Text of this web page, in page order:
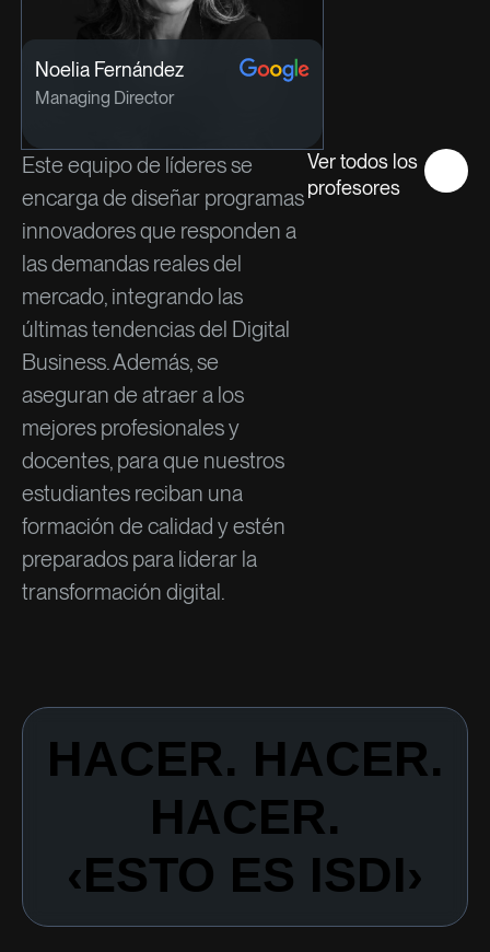
Noelia Fernández
Managing Director
Este equipo de líderes se
encarga de diseñar programas
innovadores que responden a
las demandas reales del
mercado, integrando las
últimas tendencias del Digital
Business. Además, se
aseguran de atraer a los
mejores profesionales y
docentes, para que nuestros
estudiantes reciban una
formación de calidad y estén
preparados para liderar la
transformación digital.
Ver todos los
profesores
HACER. HACER.
HACER.
‹ESTO ES ISDI›